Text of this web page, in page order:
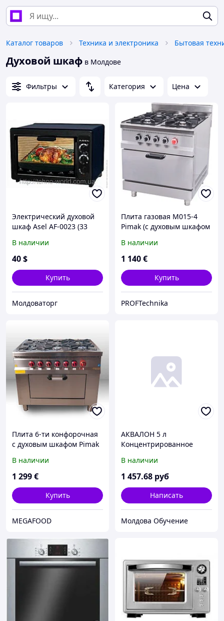
Каталог товаров Техника и электроника Бытовая
Духовой шкаф в Молдове
Фильтры Категория Цена
Электрический духовой
шкаф Asel AF-0023 (33
В наличии
40$
Купить
Молдоваторг
Плита газовая M015-4
Pimak (с духовым шкафом
В наличии
1 140€
Купить
PROFTechnika
Плита 6-ти конфорочная
с духовым шкафом Pimak
В наличии
1 299€
Купить
MEGAFOOD
АКВАЛОН 5 л
Концентрированное
нагара в духовых шкафах,
грилях и СВЧ (4 штуки/
В наличии
1 457.68 руб
Написать
Молдова Обучение